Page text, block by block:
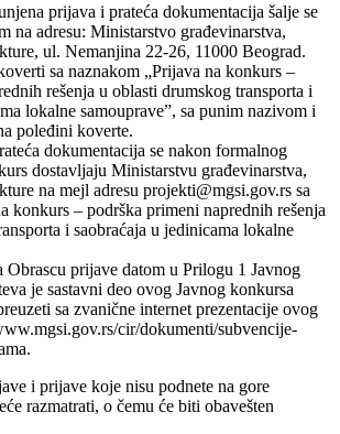
prijava i prateća dokumentacija šalje se
na adresu: Ministarstvo građevinarstva,
ul. Nemanjina 22-26, 11000 Beograd.
sa naznakom „Prijava na konkurs –
rešenja u oblasti drumskog transporta i
lokalne samouprave”, sa punim nazivom i
poleđini koverte.
dokumentacija se nakon formalnog
dostavljaju Ministarstvu građevinarstva,
na mejl adresu projekti@mgsi.gov.rs sa
konkurs – podrška primeni naprednih rešenja
i saobraćaja u jedinicama lokalne
Obrascu prijave datom u Prilogu 1 Javnog
je sastavni deo ovog Javnog konkursa
sa zvanične internet prezentacije ovog
cir/dokumenti/subvencije-
i prijave koje nisu podnete na gore
razmatrati, o čemu će biti obavešten